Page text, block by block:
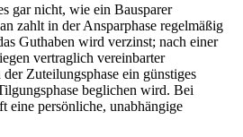
gar nicht, wie ein Bausparer
zahlt in der Ansparphase regelmäßig
Guthaben wird verzinst; nach einer
vertraglich vereinbarter
Zuteilungsphase ein günstiges
beglichen wird. Bei
eine persönliche, unabhängige